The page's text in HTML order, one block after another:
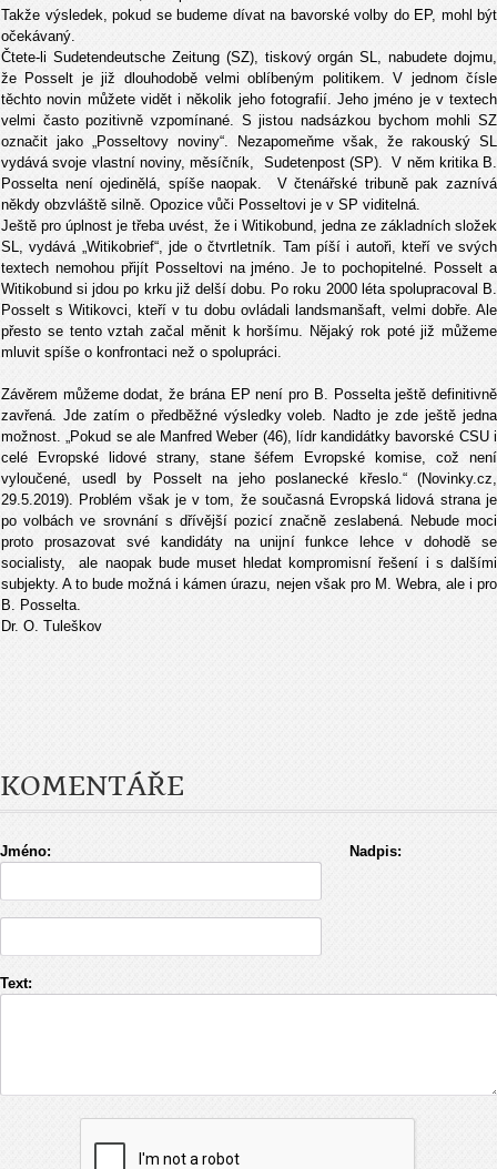
Takže výsledek, pokud se budeme dívat na bavorské volby do EP, mohl být
očekávaný.
Čtete-li Sudetendeutsche Zeitung (SZ), tiskový orgán SL, nabudete dojmu,
že Posselt je již dlouhodobě velmi oblíbeným politikem. V jednom čísle
těchto novin můžete vidět i několik jeho fotografií. Jeho jméno je v textech
velmi často pozitivně vzpomínané. S jistou nadsázkou bychom mohli SZ
označit jako „Posseltovy noviny“. Nezapomeňme však, že rakouský SL
vydává svoje vlastní noviny, měsíčník, Sudetenpost (SP). V něm kritika B.
Posselta není ojedinělá, spíše naopak. V čtenářské tribuně pak zaznívá
někdy obzvláště silně. Opozice vůči Posseltovi je v SP viditelná.
Ještě pro úplnost je třeba uvést, že i Witikobund, jedna ze základních složek
SL, vydává „Witikobrief“, jde o čtvrtletník. Tam píší i autoři, kteří ve svých
textech nemohou přijít Posseltovi na jméno. Je to pochopitelné. Posselt a
Witikobund si jdou po krku již delší dobu. Po roku 2000 léta spolupracoval B.
Posselt s Witikovci, kteří v tu dobu ovládali landsmanšaft, velmi dobře. Ale
přesto se tento vztah začal měnit k horšímu. Nějaký rok poté již můžeme
mluvit spíše o konfrontaci než o spolupráci.
Závěrem můžeme dodat, že brána EP není pro B. Posselta ještě definitivně
zavřená. Jde zatím o předběžné výsledky voleb. Nadto je zde ještě jedna
možnost. „Pokud se ale Manfred Weber (46), lídr kandidátky bavorské CSU i
celé Evropské lidové strany, stane šéfem Evropské komise, což není
vyloučené, usedl by Posselt na jeho poslanecké křeslo.“ (Novinky.cz,
29.5.2019). Problém však je v tom, že současná Evropská lidová strana je
po volbách ve srovnání s dřívější pozicí značně zeslabená. Nebude moci
proto prosazovat své kandidáty na unijní funkce lehce v dohodě se
socialisty, ale naopak bude muset hledat kompromisní řešení i s dalšími
subjekty. A to bude možná i kámen úrazu, nejen však pro M. Webra, ale i pro
B. Posselta.
Dr. O. Tuleškov
KOMENTÁŘE
Jméno: Nadpis:
Text: